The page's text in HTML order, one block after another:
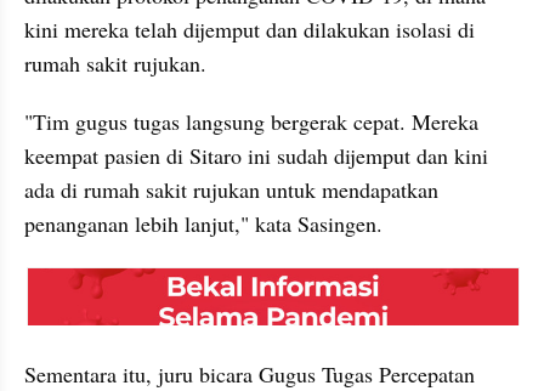
kini mereka telah dijemput dan dilakukan isolasi di
rumah sakit rujukan.
"Tim gugus tugas langsung bergerak cepat. Mereka
keempat pasien di Sitaro ini sudah dijemput dan kini
ada di rumah sakit rujukan untuk mendapatkan
penanganan lebih lanjut," kata Sasingen.
embed from external kumparan
Sementara itu, juru bicara Gugus Tugas Percepatan